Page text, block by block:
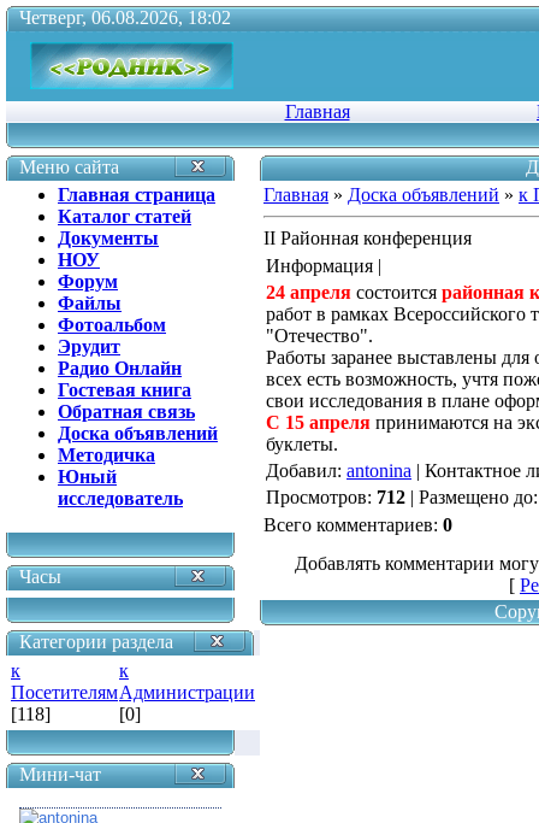
Четверг, 06.08.2026, 18:02
Главная
Меню сайта
Главная страница
Каталог статей
Документы
НОУ
Форум
Файлы
Фотоальбом
Эрудит
Радио Онлайн
Гостевая книга
Обратная связь
Доска объявлений
Методичка
Юный
исследователь
Часы
Категории раздела
к
Посетителям
[118]
к
Администрации
[0]
Мини-чат
Главная » Доска объявлений » к
II Районная конференция
Информация |
24 апреля состоится районная
работ в рамках Всероссийского
"Отечество".
Работы заранее выставлены
всех есть возможность, учтя
свои исследования в плане
С 15 апреля принимаются на
буклеты.
Добавил: antonina | Контактное
Просмотров: 712 | Размещено до
Всего комментариев: 0
Добавлять комментарии
[